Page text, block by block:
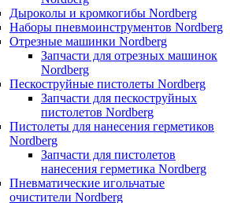
Дыроколы и кромкогибы Nordberg
Наборы пневмоинструментов Nordberg
Отрезные машинки Nordberg
Запчасти для отрезных машинок
Nordberg
Пескоструйные пистолеты Nordberg
Запчасти для пескоструйных
пистолетов Nordberg
Пистолеты для нанесения герметиков
Nordberg
Запчасти для пистолетов
нанесения герметика Nordberg
Пневматические игольчатые
очистители Nordberg